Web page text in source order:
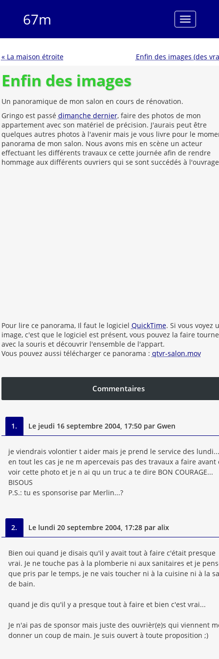
Menu
67m
« La maison étroite Enfin des images (des
Enfin des images
Un panoramique de mon salon en cours de rénovation.
Gringo est passé dimanche dernier, faire des photos de mon
appartement avec son matériel de précision. J'aurais peut être
quelques autres photos à l'avenir mais je vous livre pour le
panorama de mon salon. Nous avons mis en scène un acteur
effectuant les différents travaux ce cette journée afin de rendre
hommage aux différents ouvriers qui se sont succédés à
Pour lire ce panorama, Il faut le logiciel QuickTime. Si vous voyez
image, c'est que le logiciel est présent, vous pouvez la faire
avec la souris et découvrir l'ensemble de l'appart.
Vous pouvez aussi télécharger ce panorama : qtvr-salon.mov
Commentaires
1. Le jeudi 16 septembre 2004, 17:50 par Gwen
je viendrais volontier t aider mais je prend le service des lundi...
en tout les cas je ne m apercevais pas des travaux a faire avant
voir cette photo et je n ai qu un truc a te dire BON COURAGE...
BISOUS
P.S.: tu es sponsorise par Merlin...?
2. Le lundi 20 septembre 2004, 17:28 par alix
Bien oui quand je disais qu'il y avait tout à faire c'était presque
vrai. Je ne touche pas à la plomberie ni aux sanitaires et je
que pris par le temps, je ne vais toucher ni à la cuisine ni à la
de bain.
quand je dis qu'il y a presque tout à faire et bien c'est vrai...
Je n'ai pas de sponsor mais juste des ouvrièr(e)s qui viennent
donner un coup de main. Je suis ouvert à toute proposition ;)